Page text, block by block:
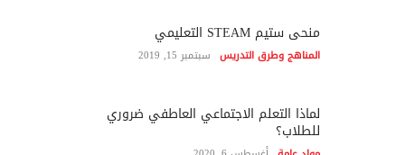
منحى ستيم STEAM التعليمي
المناهج وطرق التدريس سبتمبر 15, 2019
لماذا التعلم الاجتماعي العاطفي ضروري
للطلاب؟